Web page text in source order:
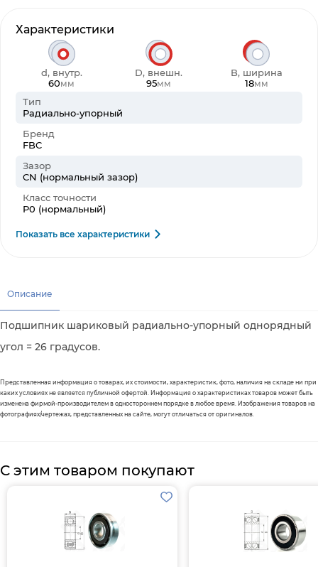
Характеристики
d, внутр.
60мм
D, внешн.
95мм
B, ширина
18мм
Тип
Радиально-упорный
Бренд
FBC
Зазор
CN (нормальный зазор)
Класс точности
P0 (нормальный)
Показать все характеристики
Описание
Подшипник шариковый радиально-упорный однорядный
угол = 26 градусов.
Представленная информация о товарах, их стоимости, характеристик, фото, наличия на складе ни при
каких условиях не является публичной офертой. Информация о характеристиках товаров может быть
изменена фирмой-производителем в одностороннем порядке в любое время. Изображения товаров на
фотографиях/чертежах, представленных на сайте, могут отличаться от оригиналов.
С этим товаром покупают